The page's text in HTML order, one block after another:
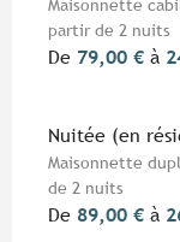
Maisonnette
partir de 2 nuits
De 79,00 € à
Nuitée (en
Maisonnette
de 2 nuits
De 89,00 € à